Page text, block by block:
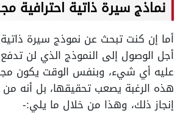
نماذج سيرة ذاتية احترافية
أما إن كنت تبحث عن نموذج سيرة
أجل الوصول إلى النموذج الذي لن
عليه أي شيء، وبنفس الوقت يكون
هذه الرغبة يصعب تحقيقها، بل أنه
إنجاز ذلك، وهذا من خلال ما يلي:-